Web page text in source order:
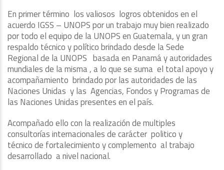
En primer término los valiosos logros obtenidos en el
acuerdo IGSS – UNOPS por un trabajo muy bien realizado
por todo el equipo de la UNOPS en Guatemala, y un gran
respaldo técnico y político brindado desde la Sede
Regional de la UNOPS basada en Panamá y autoridades
mundiales de la misma , a lo que se suma el total apoyo y
acompañamiento brindado por las autoridades de las
Naciones Unidas y las Agencias, Fondos y Programas de
las Naciones Unidas presentes en el país.
Acompañado ello con la realización de multiples
consultorías internacionales de carácter politico y
técnico de fortalecimiento y complemento al trabajo
desarrollado a nivel nacional.